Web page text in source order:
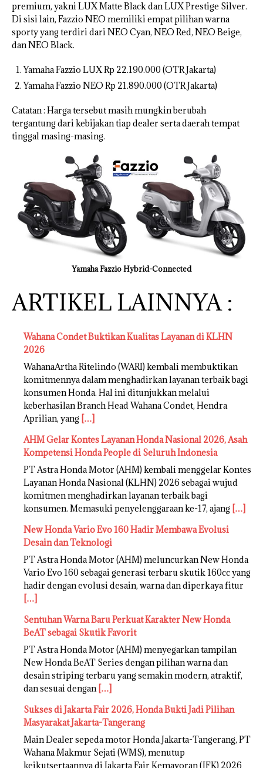
premium, yakni LUX Matte Black dan LUX Prestige Silver.
Di sisi lain, Fazzio NEO memiliki empat pilihan warna
sporty yang terdiri dari NEO Cyan, NEO Red, NEO Beige,
dan NEO Black.
Yamaha Fazzio LUX Rp 22.190.000 (OTR Jakarta)
Yamaha Fazzio NEO Rp 21.890.000 (OTR Jakarta)
Catatan : Harga tersebut masih mungkin berubah
tergantung dari kebijakan tiap dealer serta daerah tempat
tinggal masing-masing.
Yamaha Fazzio Hybrid-Connected
ARTIKEL LAINNYA :
Wahana Condet Buktikan Kualitas Layanan di KLHN
2026
WahanaArtha Ritelindo (WARI) kembali membuktikan
komitmennya dalam menghadirkan layanan terbaik bagi
konsumen Honda. Hal ini ditunjukkan melalui
keberhasilan Branch Head Wahana Condet, Hendra
Aprilian, yang […]
AHM Gelar Kontes Layanan Honda Nasional 2026, Asah
Kompetensi Honda People di Seluruh Indonesia
PT Astra Honda Motor (AHM) kembali menggelar Kontes
Layanan Honda Nasional (KLHN) 2026 sebagai wujud
komitmen menghadirkan layanan terbaik bagi
konsumen. Memasuki penyelenggaraan ke-17, ajang […]
New Honda Vario Evo 160 Hadir Membawa Evolusi
Desain dan Teknologi
PT Astra Honda Motor (AHM) meluncurkan New Honda
Vario Evo 160 sebagai generasi terbaru skutik 160cc yang
hadir dengan evolusi desain, warna dan diperkaya fitur
[…]
Sentuhan Warna Baru Perkuat Karakter New Honda
BeAT sebagai Skutik Favorit
PT Astra Honda Motor (AHM) menyegarkan tampilan
New Honda BeAT Series dengan pilihan warna dan
desain striping terbaru yang semakin modern, atraktif,
dan sesuai dengan […]
Sukses di Jakarta Fair 2026, Honda Bukti Jadi Pilihan
Masyarakat Jakarta-Tangerang
Main Dealer sepeda motor Honda Jakarta-Tangerang, PT
Wahana Makmur Sejati (WMS), menutup
keikutsertaannya di Jakarta Fair Kemayoran (JFK) 2026